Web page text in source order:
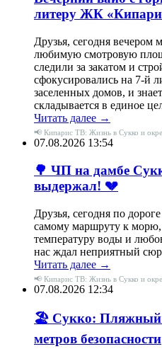
литеру ЖК
Друзья, сегодня вечером
любимую смотровую
следили за закатом и
сфокусировались на 7-й
заселенных домов, и
складывается в единое
Читать далее →
📢 Кипарис ТВ: Жизнь в Сукко и
07.08.2026 13:54
🌳 ЧП на дамбе
выдержал! 💔
Друзья, сегодня по
самому маршруту к
температуру воды и
нас ждал неприятный
Читать далее →
📢 Кипарис ТВ: Жизнь в Сукко и
07.08.2026 12:34
🏖 Сукко: Пляжный
метров безопасности